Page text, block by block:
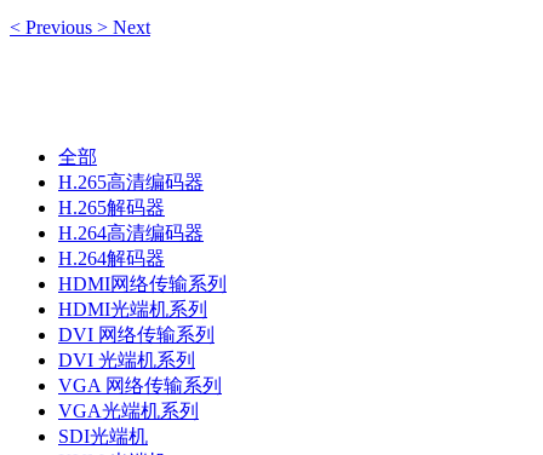
< Previous > Next
全部
H.265高清编码器
H.265解码器
H.264高清编码器
H.264解码器
HDMI网络传输系列
HDMI光端机系列
DVI 网络传输系列
DVI 光端机系列
VGA 网络传输系列
VGA光端机系列
SDI光端机